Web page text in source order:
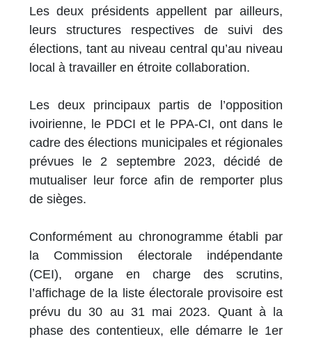
Les deux présidents appellent par ailleurs,
leurs structures respectives de suivi des
élections, tant au niveau central qu’au niveau
local à travailler en étroite collaboration.
Les deux principaux partis de l’opposition
ivoirienne, le PDCI et le PPA-CI, ont dans le
cadre des élections municipales et régionales
prévues le 2 septembre 2023, décidé de
mutualiser leur force afin de remporter plus
de sièges.
Conformément au chronogramme établi par
la Commission électorale indépendante
(CEI), organe en charge des scrutins,
l’affichage de la liste électorale provisoire est
prévu du 30 au 31 mai 2023. Quant à la
phase des contentieux, elle démarre le 1er